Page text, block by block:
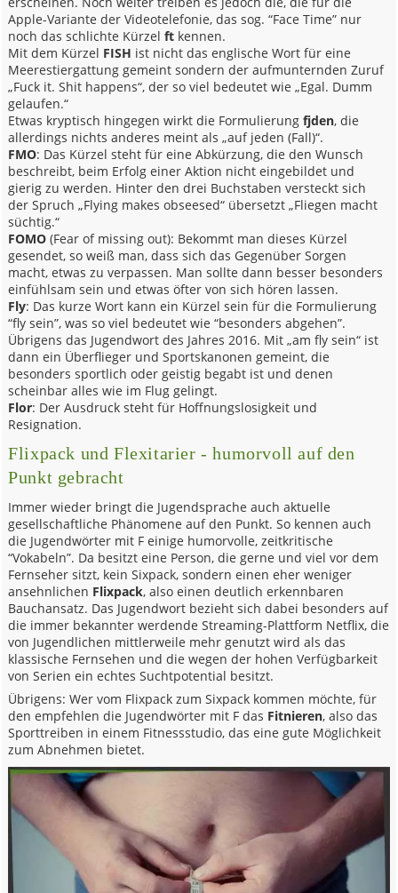
Apple-Variante der Videotelefonie, das sog. “Face Time” nur
noch das schlichte Kürzelft kennen.
Mit dem Kürzel FISH ist nicht das englische Wort für eine
Meerestiergattung gemeint sondern der aufmunternden Zuruf
„Fuck it. Shit happens“, der so viel bedeutet wie „Egal. Dumm
gelaufen.“
Etwas kryptisch hingegen wirkt die Formulierungfjden, die
allerdings nichts anderes meint als „auf jeden (Fall)“.
FMO: Das Kürzel steht für eine Abkürzung, die den Wunsch
beschreibt, beim Erfolg einer Aktion nicht eingebildet und
gierig zu werden. Hinter den drei Buchstaben versteckt sich
der Spruch „Flying makes obseesed“ übersetzt „Fliegen macht
süchtig.“
FOMO (Fear of missing out): Bekommt man dieses Kürzel
gesendet, so weiß man, dass sich das Gegenüber Sorgen
macht, etwas zu verpassen. Man sollte dann besser besonders
einfühlsam sein und etwas öfter von sich hören lassen.
Fly: Das kurze Wort kann ein Kürzel sein für die Formulierung
“fly sein”, was so viel bedeutet wie “besonders abgehen”.
Übrigens das Jugendwort des Jahres 2016. Mit „am fly sein“ ist
dann ein Überflieger und Sportskanonen gemeint, die
besonders sportlich oder geistig begabt ist und denen
scheinbar alles wie im Flug gelingt.
Flor: Der Ausdruck steht für Hoffnungslosigkeit und
Resignation.
Flixpack und Flexitarier - humorvoll auf den
Punkt gebracht
Immer wieder bringt die Jugendsprache auch aktuelle
gesellschaftliche Phänomene auf den Punkt. So kennen auch
die Jugendwörter mit F einige humorvolle, zeitkritische
“Vokabeln”. Da besitzt eine Person, die gerne und viel vor dem
Fernseher sitzt, kein Sixpack, sondern einen eher weniger
ansehnlichen Flixpack, also einen deutlich erkennbaren
Bauchansatz. Das Jugendwort bezieht sich dabei besonders auf
die immer bekannter werdende Streaming-Plattform Netflix, die
von Jugendlichen mittlerweile mehr genutzt wird als das
klassische Fernsehen und die wegen der hohen Verfügbarkeit
von Serien ein echtes Suchtpotential besitzt.
Übrigens: Wer vom Flixpack zum Sixpack kommen möchte, für
den empfehlen die Jugendwörter mit F das Fitnieren, also das
Sporttreiben in einem Fitnessstudio, das eine gute Möglichkeit
zum Abnehmen bietet.